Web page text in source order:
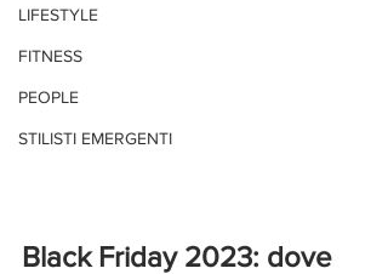
LIFESTYLE
FITNESS
PEOPLE
STILISTI EMERGENTI
Black Friday 2023: dove